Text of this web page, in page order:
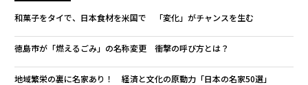
和菓子をタイで、日本食材を米国で 「変化」がチャンスを生む
徳島市が「燃えるごみ」の名称変更 衝撃の呼び方とは？
地域繁栄の裏に名家あり！ 経済と文化の原動力「日本の名家50選」